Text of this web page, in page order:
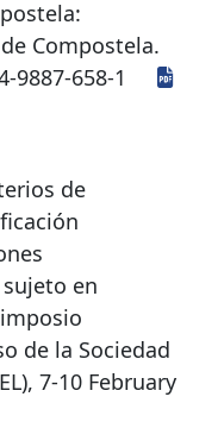
Compostela.
9887-658-1
de
en
de la Sociedad
7-10 February